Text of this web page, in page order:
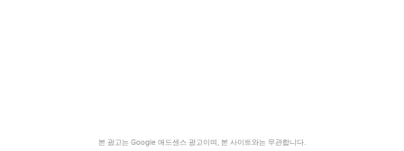
본 광고는 Google 애드센스 광고이며, 본 사이트와는 무관합니다.